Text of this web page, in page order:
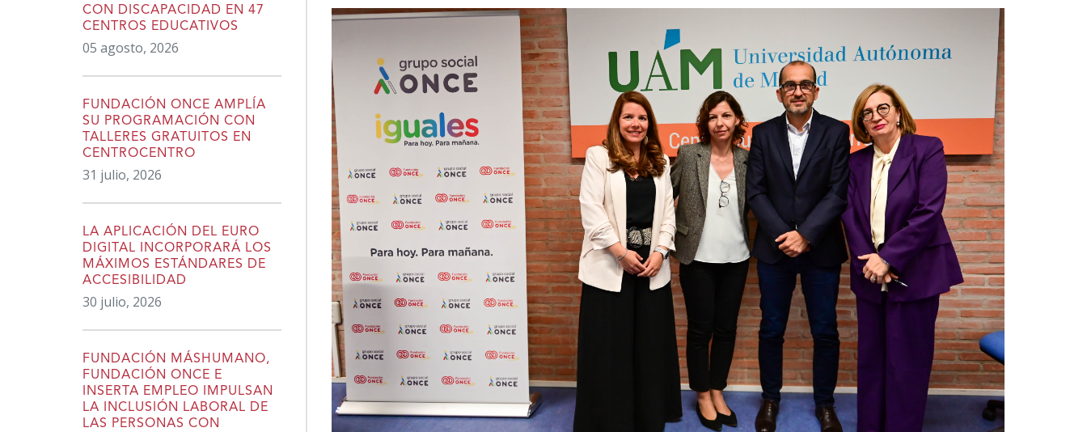
CON DISCAPACIDAD EN 47
CENTROS EDUCATIVOS
05 agosto, 2026
FUNDACIÓN ONCE AMPLÍA
SU PROGRAMACIÓN CON
TALLERES GRATUITOS EN
CENTROCENTRO
31 julio, 2026
LA APLICACIÓN DEL EURO
DIGITAL INCORPORARÁ LOS
MÁXIMOS ESTÁNDARES DE
ACCESIBILIDAD
30 julio, 2026
FUNDACIÓN MÁSHUMANO,
FUNDACIÓN ONCE E
INSERTA EMPLEO IMPULSAN
LA INCLUSIÓN LABORAL DE
LAS PERSONAS CON